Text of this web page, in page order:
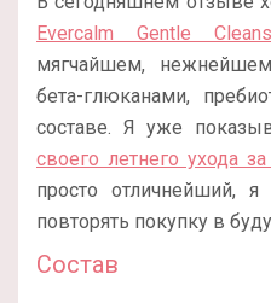
Evercalm Gentle
мягчайшем,
бета-глюканами,
составе. Я уже
своего летнего ухода
просто отличнейший,
повторять покупку в
Состав